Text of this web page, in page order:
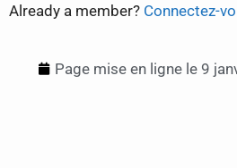
Already a member? Connectez-
Page mise en ligne le 9